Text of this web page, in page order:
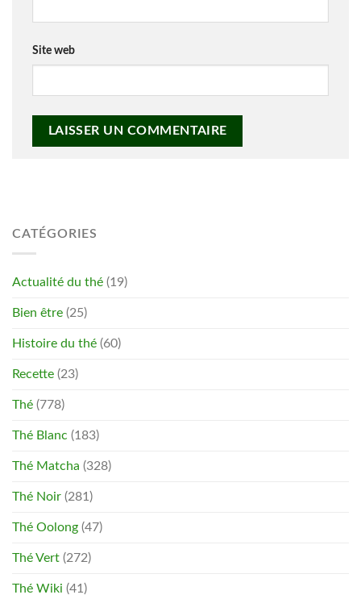
Site web
CATÉGORIES
Actualité du thé (19)
Bien être (25)
Histoire du thé (60)
Recette (23)
Thé (778)
Thé Blanc (183)
Thé Matcha (328)
Thé Noir (281)
Thé Oolong (47)
Thé Vert (272)
Thé Wiki (41)